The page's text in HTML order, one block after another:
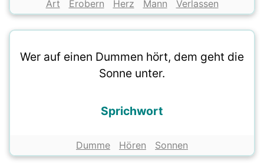
Art Erobern Herz Mann Verlassen
Wer auf einen Dummen hört, dem geht die
Sonne unter.
Sprichwort
Dumme Hören Sonnen